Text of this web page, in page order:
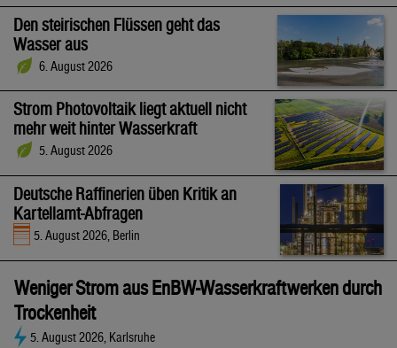
Den steirischen Flüssen geht das
Wasser aus
6. August 2026
Strom Photovoltaik liegt aktuell nicht
mehr weit hinter Wasserkraft
5. August 2026
Deutsche Raffinerien üben Kritik an
Kartellamt-Abfragen
5. August 2026, Berlin
Weniger Strom aus EnBW-Wasserkraftwerken durch
Trockenheit
5. August 2026, Karlsruhe